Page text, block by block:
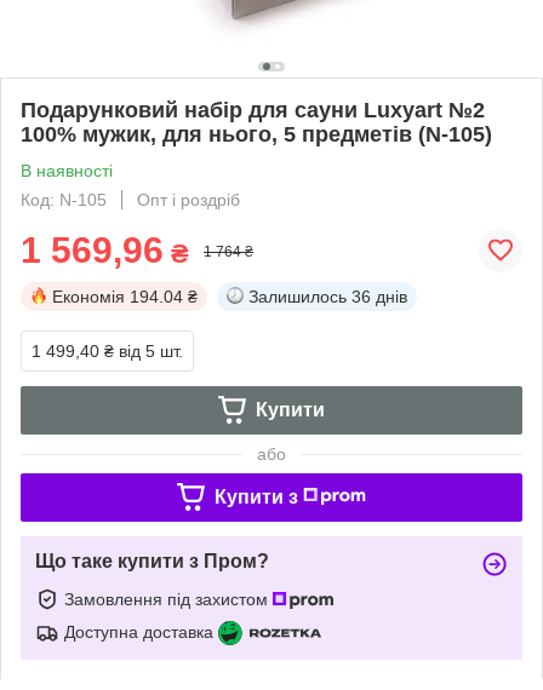
Подарунковий набір для сауни Luxyart №2
100% мужик, для нього, 5 предметів (N-105)
В наявності
Код: N-105
Опт і роздріб
1 569,96 ₴ 1 764 ₴
Економія 194.04 ₴ Залишилось 36 днів
1 499,40 ₴ від 5 шт.
Купити
або
Купити з
Що таке купити з Пром?
Замовлення під захистом
Доступна доставка